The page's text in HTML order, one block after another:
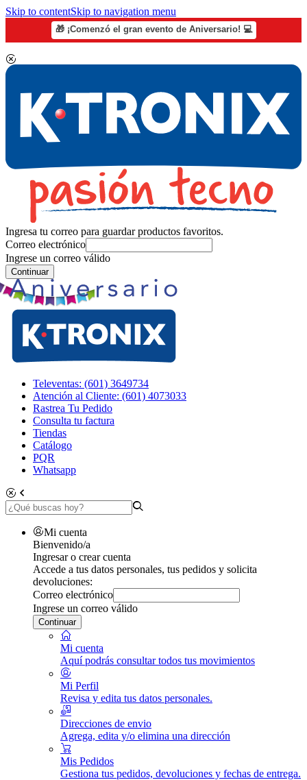
Skip to contentSkip to navigation menu
🎁 ¡Comenzó el gran evento de Aniversario! 💻
Ingresa tu correo para guardar productos favoritos.
Correo electrónico
Ingrese un correo válido
Continuar
Televentas: (601) 3649734
Atención al Cliente: (601) 4073033
Rastrea Tu Pedido
Consulta tu factura
Tiendas
Catálogo
PQR
Whatsapp
Mi cuenta
Bienvenido/a
Ingresar o crear cuenta
Accede a tus datos personales, tus pedidos y solicita
devoluciones:
Correo electrónico
Ingrese un correo válido
Continuar
Mi cuenta
Aquí podrás consultar todos tus movimientos
Mi Perfil
Revisa y edita tus datos personales.
Direcciones de envio
Agrega, edita y/o elimina una dirección
Mis Pedidos
Gestiona tus pedidos, devoluciones y fechas de entrega.